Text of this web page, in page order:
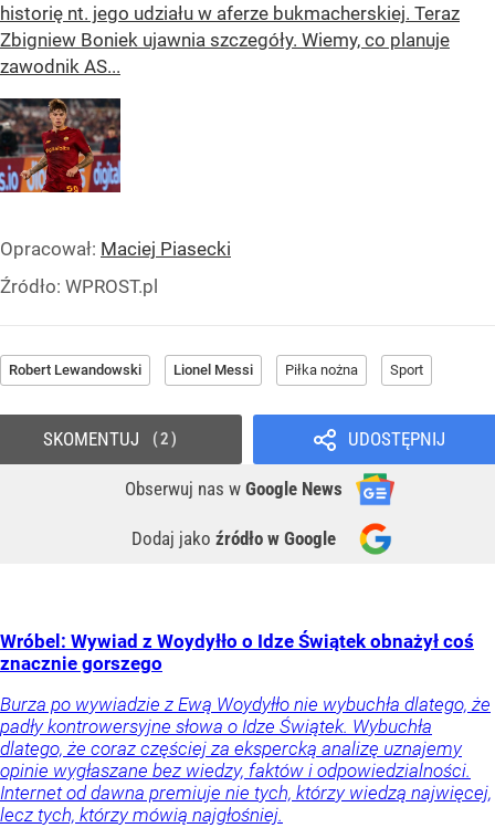
historię nt. jego udziału w aferze bukmacherskiej. Teraz
Zbigniew Boniek ujawnia szczegóły. Wiemy, co planuje
zawodnik AS...
Opracował: Maciej Piasecki
Źródło: WPROST.pl
Robert Lewandowski Lionel Messi Piłka nożna Sport
UDOSTĘPNIJ
Obserwuj nas w Google News
Dodaj jako źródło w Google
SKOMENTUJ 2
Wróbel: Wywiad z Woydyłło o Idze Świątek obnażył coś
znacznie gorszego
Burza po wywiadzie z Ewą Woydyłło nie wybuchła dlatego, że
padły kontrowersyjne słowa o Idze Świątek. Wybuchła
dlatego, że coraz częściej za ekspercką analizę uznajemy
opinie wygłaszane bez wiedzy, faktów i odpowiedzialności.
Internet od dawna premiuje nie tych, którzy wiedzą najwięcej,
lecz tych, którzy mówią najgłośniej.